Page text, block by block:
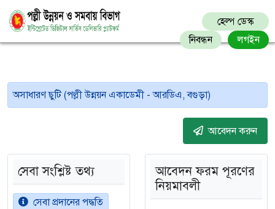
হেল্প ডেস্ক
নিবন্ধন
লগইন
অসাধারণ ছুটি (পল্লী উন্নয়ন একাডেমী - আরডিএ, বগুড়া)
আবেদন করুন
সেবা সংশ্লিষ্ট তথ্য
সেবা প্রদানের পদ্ধতি
আবেদন ফরম পূরণের
নিয়মাবলী